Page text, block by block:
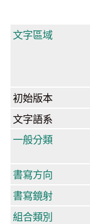
文字區域
初始版本
文字語系
一般分類
書寫方向
書寫鏡射
組合類別